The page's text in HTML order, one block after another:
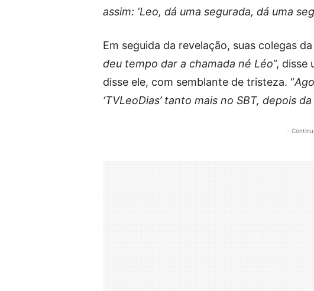
assim: ‘Leo, dá uma segurada, dá uma
Em seguida da revelação, suas colegas da
deu tempo dar a chamada né Léo“, disse
disse ele, com semblante de tristeza. “
‘TVLeoDias’ tanto mais no SBT, depois
-